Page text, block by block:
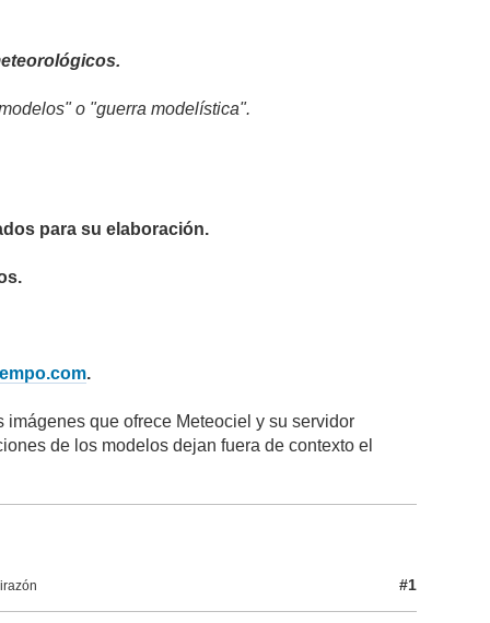
o "guerra modelística".
para su elaboración.
.
imágenes que ofrece Meteociel y su servidor
de los modelos dejan fuera de contexto el
#1